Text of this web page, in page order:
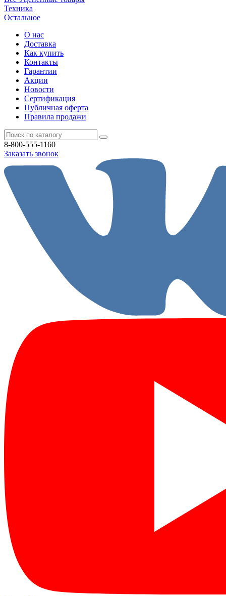
Техника
Остальное
О нас
Доставка
Как купить
Контакты
Гарантии
Акции
Новости
Cертификация
Публичная оферта
Правила продажи
8-800-555-1160
Заказать звонок